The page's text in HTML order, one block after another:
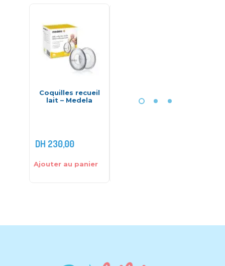
Coquilles recueil
lait – Medela
DH 230,00
Ajouter au panier
Solitaire